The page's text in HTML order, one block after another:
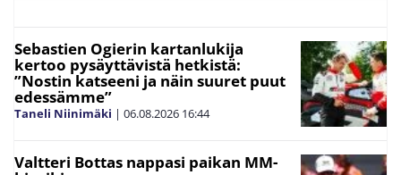
Sebastien Ogierin kartanlukija
kertoo pysäyttävistä hetkistä:
”Nostin katseeni ja näin suuret puut
edessämme”
Taneli Niinimäki | 06.08.2026 16:44
Valtteri Bottas nappasi paikan MM-